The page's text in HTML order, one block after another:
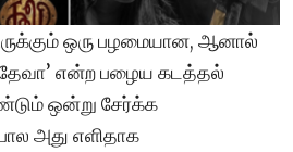
ஒரு பழமையான, ஆனால்
என்ற பழைய கடத்தல்
ஒன்று சேர்க்க
அது எளிதாக